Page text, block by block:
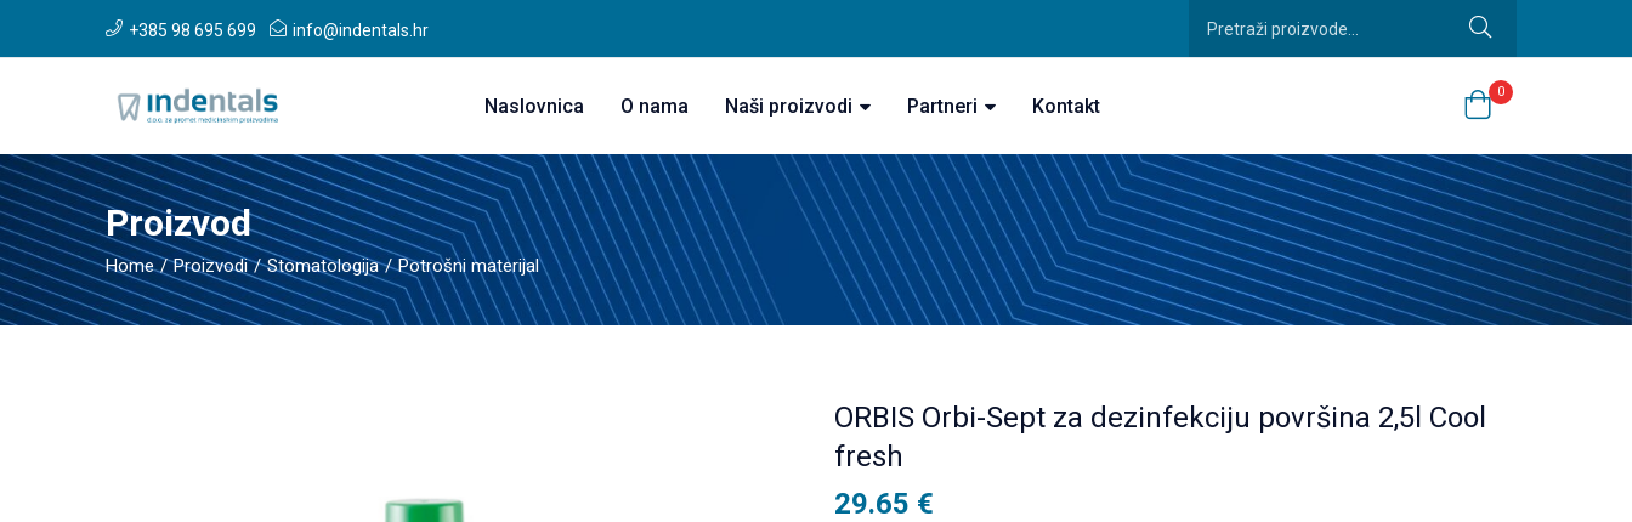
+385 98 695 699 info@indentals.hr
Naslovnica O nama Naši proizvodi Partneri Kontakt
0
Proizvod
Home Proizvodi Stomatologija Potrošni materijal
ORBIS Orbi-Sept za dezinfekciju površina 2,5l Cool
fresh
29.65 €